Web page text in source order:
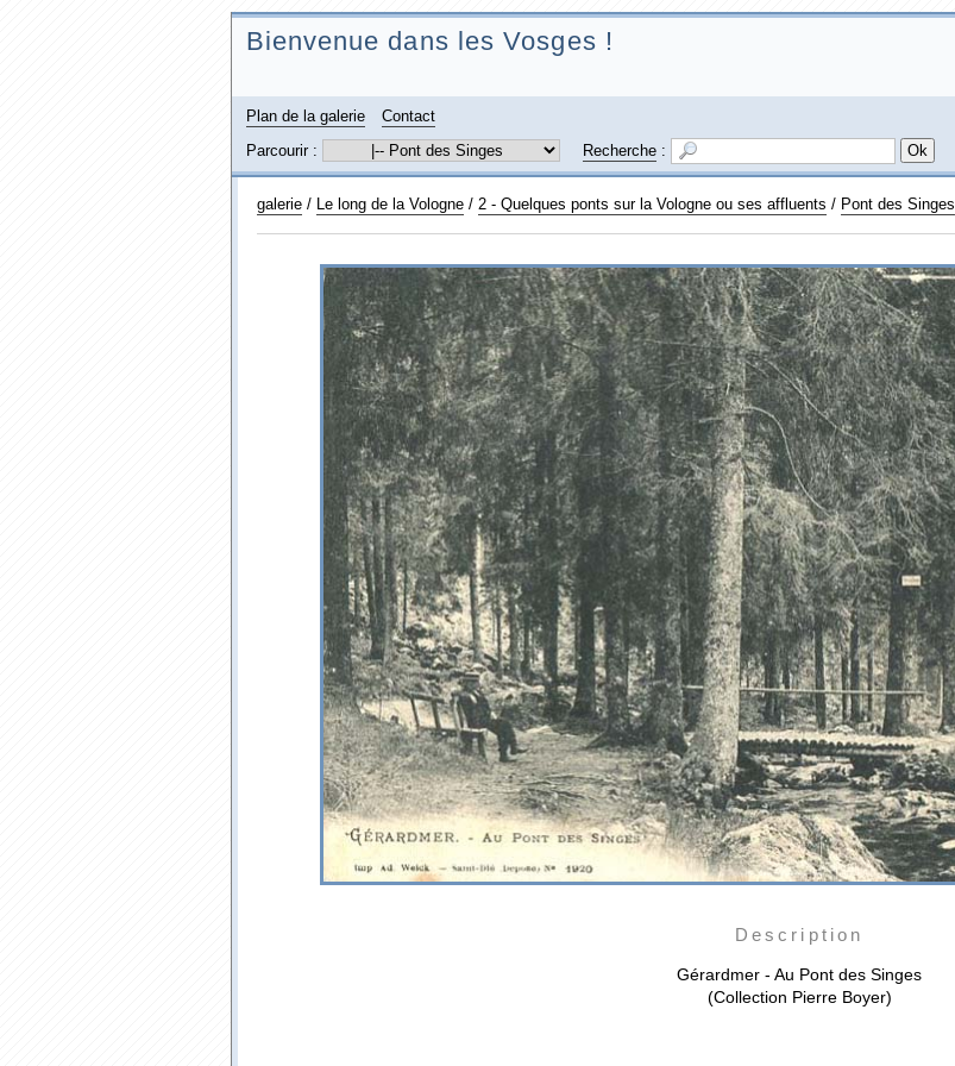
Bienvenue dans les Vosges !
Plan de la galerie
Contact
Parcourir :
Recherche:
galerie/ Le long de la Vologne/ 2 - Quelques ponts sur la Vologne ou ses affluents / Pont des Singes
Description
Gérardmer - Au Pont des Singes
(Collection Pierre Boyer)